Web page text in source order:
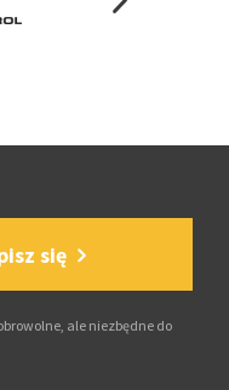
się
ale niezbędne do